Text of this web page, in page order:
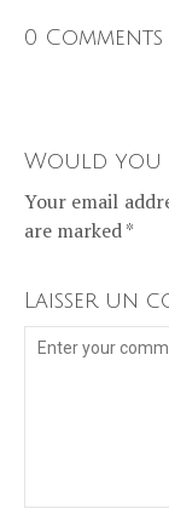
0 Comments
Would you
Your email
are marked *
Laisser un